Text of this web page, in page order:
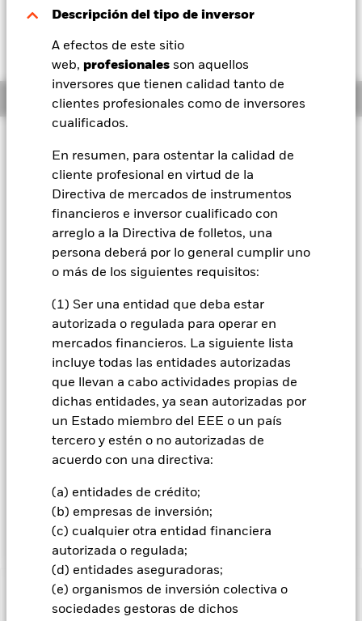
Descripción del tipo de inversor
A efectos de este sitio
web, profesionales son aquellos
inversores que tienen calidad tanto de
clientes profesionales como de inversores
cualificados.
En resumen, para ostentar la calidad de
cliente profesional en virtud de la
Directiva de mercados de instrumentos
financieros e inversor cualificado con
arreglo a la Directiva de folletos, una
persona deberá por lo general cumplir uno
o más de los siguientes requisitos:
(1) Ser una entidad que deba estar
autorizada o regulada para operar en
mercados financieros. La siguiente lista
incluye todas las entidades autorizadas
que llevan a cabo actividades propias de
dichas entidades, ya sean autorizadas por
un Estado miembro del EEE o un país
tercero y estén o no autorizadas de
acuerdo con una directiva:
(a) entidades de crédito;
(b) empresas de inversión;
(c) cualquier otra entidad financiera
autorizada o regulada;
(d) entidades aseguradoras;
(e) organismos de inversión colectiva o
sociedades gestoras de dichos
España
Change location
BlackRock
iShares
Nuestra compañía
AUD 0,01 (0,08%)
Información general
El Fondo pretende proporcionar una rentabilidad de su
inversión, con un nivel de riesgo moderado, a través de una
combinación de revalorización del capital y rendimientos de
los activos del Fondo, de forma coherente con los principios
medioambientales, sociales y de gobierno corporativo
(«ESG») aplicados a la inversión. El Fondo invierte a escala
mundial al menos el 80 % de sus activos totales en
participaciones de fondos que persiguen un objetivo o
exclusión ESG a modo de política ESG, o, en el caso de
exposiciones a bonos del Estado, que siguen índices de
referencia que incorporan requisitos ESG o que están
compuestos por bonos emitidos por gobiernos que tengan
una calificación ESG soberana de al menos BB (según la
definición de proveedores externos de datos ESG), y que
sean fondos con un estatus acorde con el Reglamento SFDR
(véase el folleto para obtener más información). El Fondo no
estará sujeto a ninguna restricción geográfica. Si bien las
exposiciones del Fondo pueden variar con el tiempo, se
renta variable sea del 60 % de su Valor Liquidativo, y que su
exposición directa e indirecta a valores de renta fija sea del
40 % de su Valor Liquidativo.
INFORMACIÓN IMPORTANTE: Capital en Riesgo.
de las inversiones y los ingresos derivados de ellas pueden